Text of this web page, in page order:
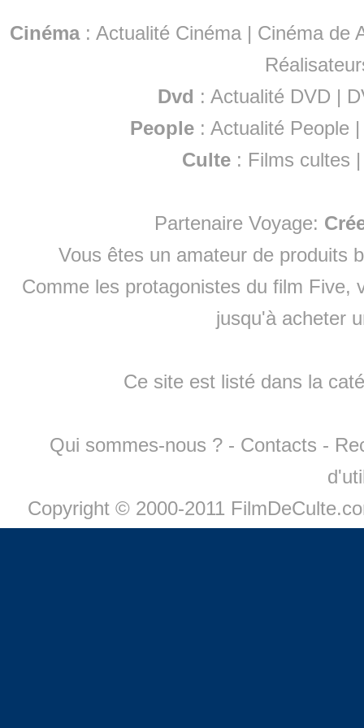
Cinéma: Actualité Cinéma | Cinéma de
Dvd : Actualité DVD |
People :Actualité People
Culte : Films cultes
Partenaire Voyage:
Vous êtes un amateur de produits
Comme les protagonistes du film Five,
jusqu'à acheter
Ce site est listé dans la
Qui sommes-nous ? - Contacts -
Copyright © 2000-2011